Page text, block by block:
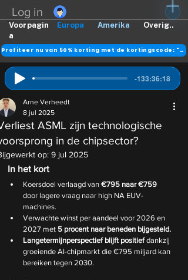
Log in
Europa Amerika Overig..
Voorpagin
a
Profiteer nu van 50% korting met de kortingscode: "DANK"
-133:36:18
ASML zijn technologische
in de chipsector?
Arne Verheedt
8 jul 2025
op: 9 jul 2025
In het kort
Koersdoel verlaagd van €795 naar €759
door lagere vraag naar high NA EUV-
machines.
Verwachte winst per aandeel voor 2026 en
2027 met 5 procent naar beneden bijgesteld.
Langetermijnperspectief blijft positief dankzij
groeiende AI-chipmarkt die €795 miljard kan
bereiken tegen 2030.